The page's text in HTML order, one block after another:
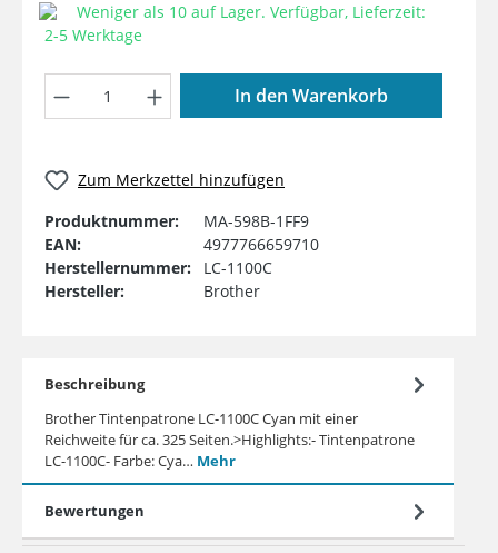
Weniger als 10 auf Lager. Verfügbar, Lieferzeit:
2-5 Werktage
Produkt Anzahl: Gib den
In den Warenkorb
Zum Merkzettel hinzufügen
Produktnummer:
MA-598B-1FF9
EAN:
4977766659710
Herstellernummer:
LC-1100C
Hersteller:
Brother
Beschreibung
Brother Tintenpatrone LC-1100C Cyan mit einer
Reichweite für ca. 325 Seiten.>Highlights:- Tintenpatrone
LC-1100C- Farbe: Cya… Mehr
Bewertungen